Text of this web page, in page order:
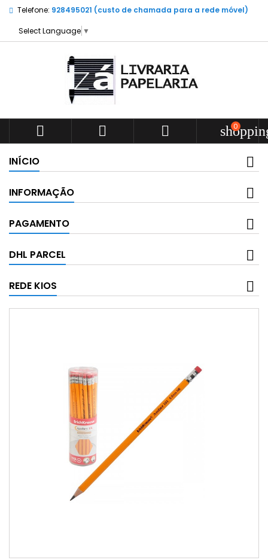
Telefone: 928495021 (custo de chamada para a rede móvel)
Select Language ▼
   0
INÍCIO
INFORMAÇÃO
PAGAMENTO
DHL PARCEL
REDE KIOS